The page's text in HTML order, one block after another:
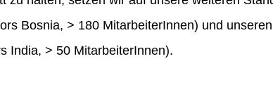
Bosnia, > 180 MitarbeiterInnen) und
India, > 50 MitarbeiterInnen).